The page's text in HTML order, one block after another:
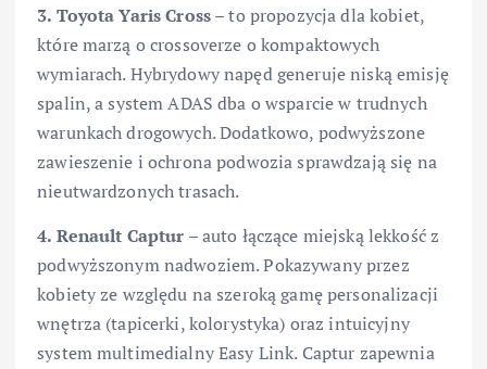
3. Toyota Yaris Cross– to propozycja dla kobiet,
które marzą o crossoverze o kompaktowych
wymiarach. Hybrydowy napęd generuje niską emisję
spalin, a system ADAS dba o wsparcie w trudnych
warunkach drogowych. Dodatkowo, podwyższone
zawieszenie i ochrona podwozia sprawdzają się na
nieutwardzonych trasach.
4. Renault Captur – auto łączące miejską lekkość z
podwyższonym nadwoziem. Pokazywany przez
kobiety ze względu na szeroką gamę personalizacji
wnętrza (tapicerki, kolorystyka) oraz intuicyjny
system multimedialny Easy Link. Captur zapewnia